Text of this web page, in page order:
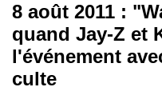
8 août 2011 :
quand Jay-Z et
l'événement
culte